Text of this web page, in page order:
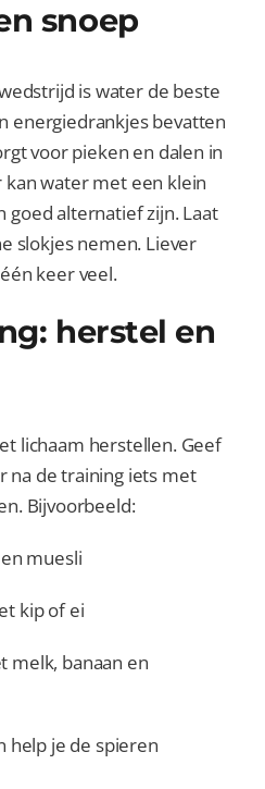
snoep
is water de beste
energiedrankjes bevatten
voor pieken en dalen in
water met een klein
goed alternatief zijn. Laat
slokjes nemen. Liever
keer veel.
herstel en
lichaam herstellen. Geef
na de training iets met
Bijvoorbeeld:
muesli
kip of ei
melk, banaan en
help je de spieren